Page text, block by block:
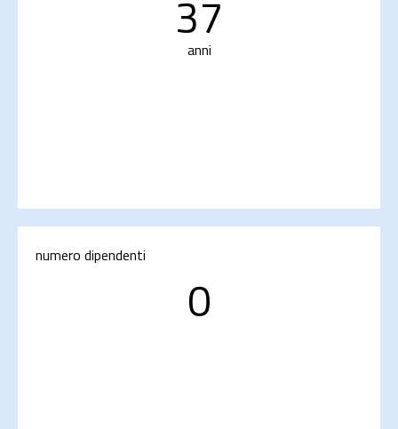
37
anni
numero dipendenti
0